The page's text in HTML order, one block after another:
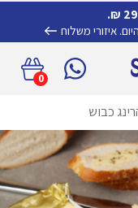
איזורי משלוח
0
כבוש